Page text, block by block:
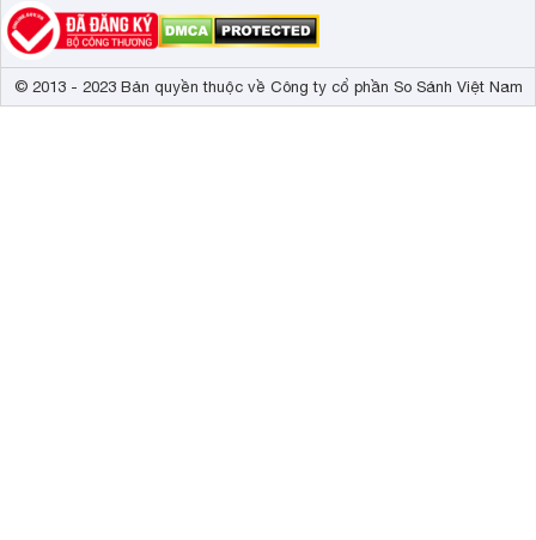
© 2013 - 2023 Bản quyền thuộc về Công ty cổ phần So Sánh Việt Nam